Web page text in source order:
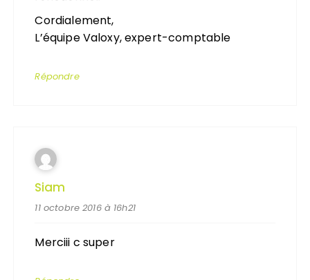
Cordialement,
L’équipe Valoxy, expert-comptable
Répondre
Siam
11 octobre 2016 à 16h21
Merciii c super